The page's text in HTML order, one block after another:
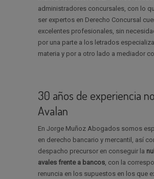
administradores concursales, con lo
ser expertos en Derecho Concursal
excelentes profesionales, sin
por una parte a los letrados
materia y por a otro lado a mediador
30 años de experiencia
Avalan
En Jorge Muñoz Abogados somos
en derecho bancario y mercantil, así
despacho precursor en conseguir la
avales frente a bancos, con la
renuncia en los supuestos en los que